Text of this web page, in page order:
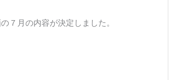
７月の内容が決定しました。